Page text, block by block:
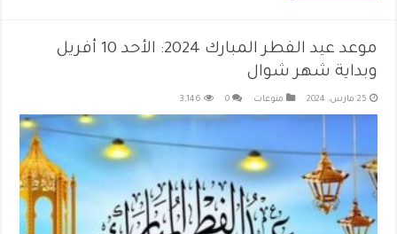
موعد عيد الفطر المبارك 2024: الأحد 10 أفريل
وبداية شهر شوال
25 مارس، 2024 منوعات 0
3,146